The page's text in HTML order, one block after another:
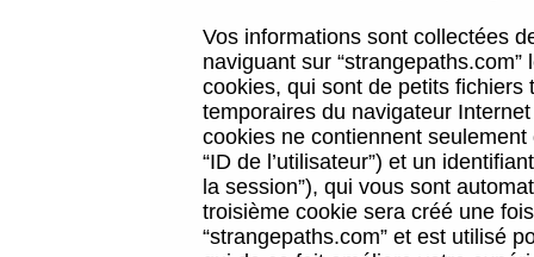
Vos informations sont collectées
naviguant sur
cookies, qui sont de petits
temporaires du navigateur
cookies ne contiennent
“ID de l’utilisateur”) et un
la session”), qui vous sont
troisième cookie sera créé une
“strangepaths.com” et est utilisé